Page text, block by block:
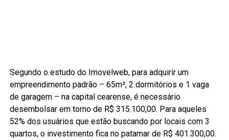
Segundo o estudo do Imovelweb, para adquirir um
empreendimento padrão – 65m², 2 dormitórios e 1 vaga
de garagem – na capital cearense, é necessário
desembolsar em torno de R$ 315.100,00. Para aqueles
52% dos usuários que estão buscando por locais com 3
quartos, o investimento fica no patamar de R$ 401.300,00.